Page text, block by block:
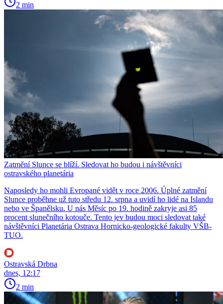
2 min
Zatmění Slunce se blíží. Sledovat ho budou i návštěvníci
ostravského planetária
Naposledy ho mohli Evropané vidět v roce 2006. Úplné zatmění
Slunce proběhne už tuto středu 12. srpna a uvidí ho lidé na Islandu
nebo ve Španělsku. U nás Měsíc po 19. hodině zakryje asi 85
procent slunečního kotouče. Tento jev budou moci sledovat také
návštěvníci Planetária Ostrava Hornicko-geologické fakulty VŠB-
TUO.
Ostravská Drbna
dnes, 12:17
2 min